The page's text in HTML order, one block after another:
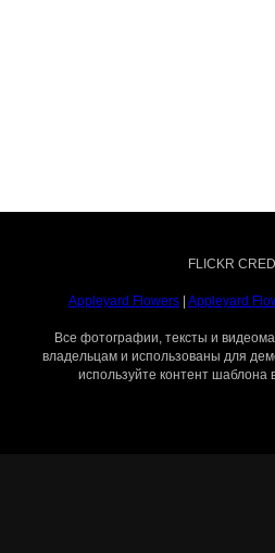
FLICKR
Appleyard Flowers Appleyard
Все фотографии, тексты и
владельцам и использованы для
используйте контент шаблона